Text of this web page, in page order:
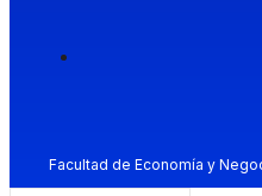
Facultad de Economía y